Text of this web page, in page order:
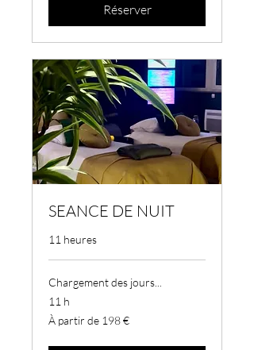
Réserver
SEANCE DE NUIT
11 heures
Chargement des jours...
11 h
À
partir
À partir de 198 €